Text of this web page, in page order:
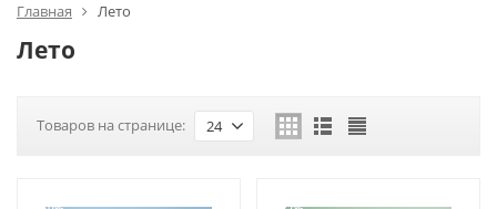
Главная Лето
Лето
Товаров на странице: 24